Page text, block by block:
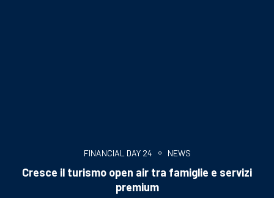
FINANCIAL DAY 24 NEWS
Cresce il turismo open air tra famiglie e servizi
premium